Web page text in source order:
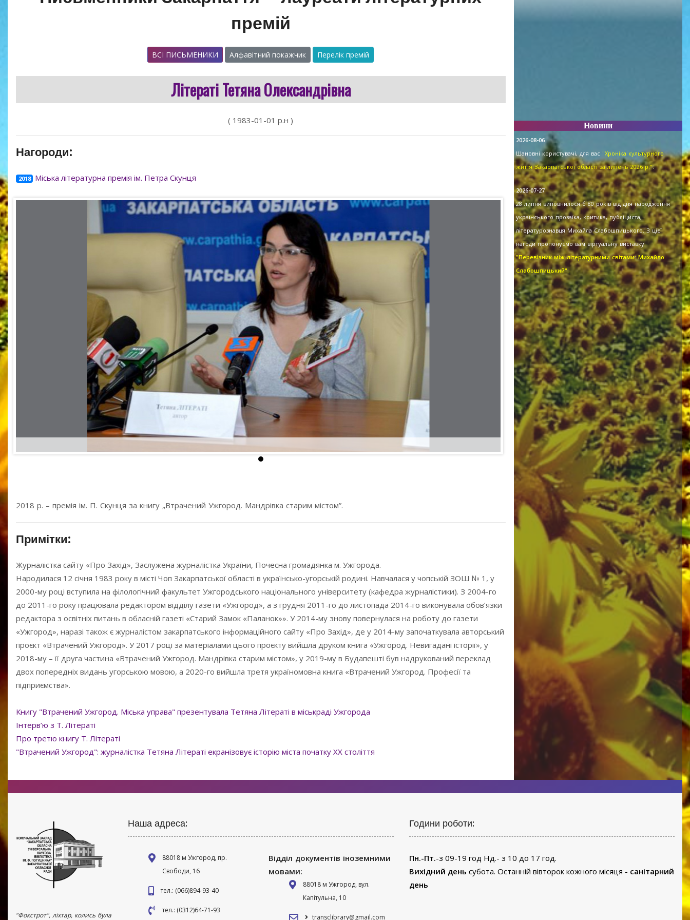
премій
ВСІ ПИСЬМЕНИКИ Алфавітний покажчик Перелік премій
Літераті Тетяна Олександрівна
( 1983-01-01 р.н )
Нагороди:
2018 Міська літературна премія ім. Петра Скунця
2018 р. – премія ім. П. Скунця за книгу „Втрачений Ужгород. Мандрівка старим містом”.
Примітки:
Журналістка сайту «Про Захід», Заслужена журналістка України, Почесна громадянка м. Ужгорода.
Народилася 12 січня 1983 року в місті Чоп Закарпатської області в українсько-угорській родині. Навчалася у чопській ЗОШ № 1, у
2000-му році вступила на філологічний факультет Ужгородського національного університету (кафедра журналістики). З 2004-го
до 2011-го року працювала редактором відділу газети «Ужгород», а з грудня 2011-го до листопада 2014-го виконувала обов’язки
редактора з освітніх питань в обласній газеті «Старий Замок «Паланок»». У 2014-му знову повернулася на роботу до газети
«Ужгород», наразі також є журналістом закарпатського інформаційного сайту «Про Захід», де у 2014-му започаткувала авторський
проєкт «Втрачений Ужгород». У 2017 році за матеріалами цього проєкту вийшла друком книга «Ужгород. Невигадані історії», у
2018-му – її друга частина «Втрачений Ужгород. Мандрівка старим містом», у 2019-му в Будапешті був надрукований переклад
двох попередніх видань угорською мовою, а 2020-го вийшла третя україномовна книга «Втрачений Ужгород. Професії та
підприємства».
Книгу "Втрачений Ужгород. Міська управа" презентувала Тетяна Літераті в міськраді Ужгорода
Інтерв’ю з Т. Літераті
Про третю книгу Т. Літераті
"Втрачений Ужгород": журналістка Тетяна Літераті екранізовує історію міста початку XX століття
Новини
2026-08-06
Шановні користувачі, для вас "Хроніка культурного
життя Закарпатської області за липень 2026 р.".
2026-07-27
28 липня виповнилося б 80 років від дня народження
українського прозаїка, критика, публіциста,
літературознавця Михайла Слабошпицького. З цієї
нагоди пропонуємо вам віртуальну виставку
"Перевізник між літературними світами: Михайло
Слабошпицький".
"Фокстрот", ліхтар, колись була
Наша адреса:
88018 м Ужгород, пр.
Свободи, 16
тел.: (066)894-93-40
тел.: (0312)64-71-93
Відділ документів іноземними
мовами:
88018 м Ужгород, вул.
Капітульна, 10
transclibrary@gmail.com
Години роботи:
Пн.-Пт.-з 09-19 год Нд.- з 10 до 17 год.
Вихідний день субота. Останній вівторок кожного місяця - санітарний
день